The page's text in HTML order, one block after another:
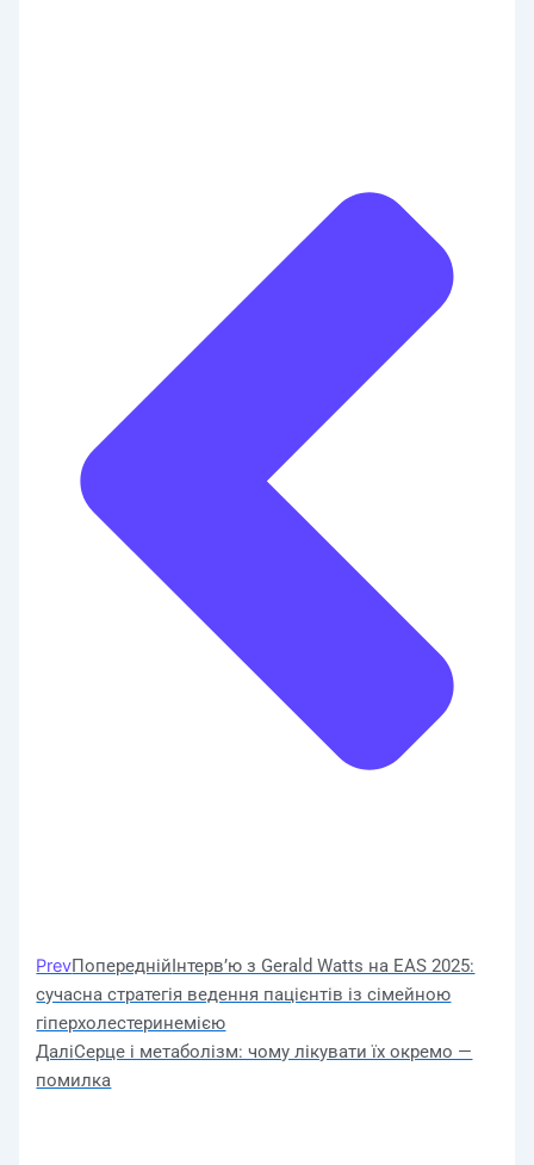
PrevПопереднійІнтерв’ю з Gerald Watts на EAS 2025:
сучасна стратегія ведення пацієнтів із сімейною
гіперхолестеринемією
ДаліСерце і метаболізм: чому лікувати їх окремо —
помилка